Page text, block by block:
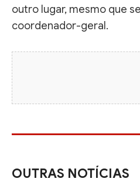
outro lugar, mesmo que
coordenador-geral.
OUTRAS NOTÍCIAS